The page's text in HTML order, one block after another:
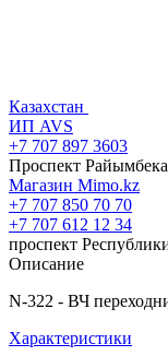
Казахстан
ИП AVS
+7 707 897 3603
Проспект
Магазин Mimo.kz
+7 707 850 70 70
+7 707 612 12 34
проспект
Описание
N-322 - ВЧ
Характеристики